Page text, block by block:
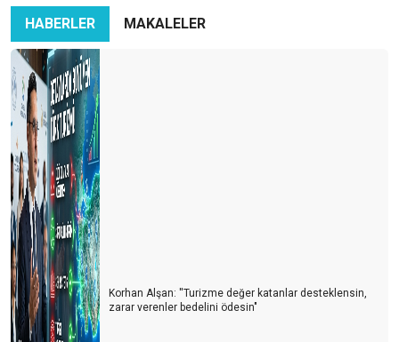
Karadeniz’in Sessiz Güzelliği: Turizmin Yükselen Yıldızı Ama
Hangi Bedelle?
İran-İsrail Savaşı Turizmi Vurdu: Türk Turizmi Tehlikede mi?
Azerbaycan Turizme Göz Kırpıyor
Türkiye’nin En Büyük Rakibi: Yine Türkiye
Turizmcinin Bitmeyen Çilesi: Bir Kriz Biter, Yenisi Başlar!
Turizm Sektörü Nereye Gidiyor?
Turizmci İkilem içinde
2024 Yılı Turizm Değerlendirmesi ve 2025 Beklentileri
Antalya Turizm Fuarı: Türk Turizminin Yükselen Değeri
HABERLER
MAKALELER
Korhan Alşan: ''Turizme değer katanlar desteklensin,
zarar verenler bedelini ödesin"